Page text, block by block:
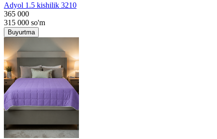
Adyol 1.5 kishilik 3210
365 000
315 000 so'm
Buyurtma